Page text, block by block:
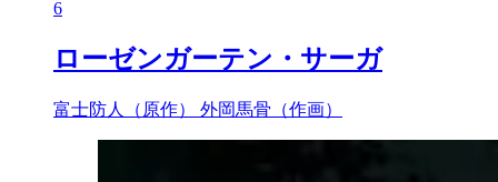
6
ローゼンガーテン・サーガ
富士防人（原作） 外岡馬骨（作画）